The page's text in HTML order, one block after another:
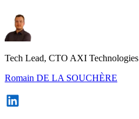
Tech Lead, CTO AXI Technologies
Romain DE LA SOUCHÈRE